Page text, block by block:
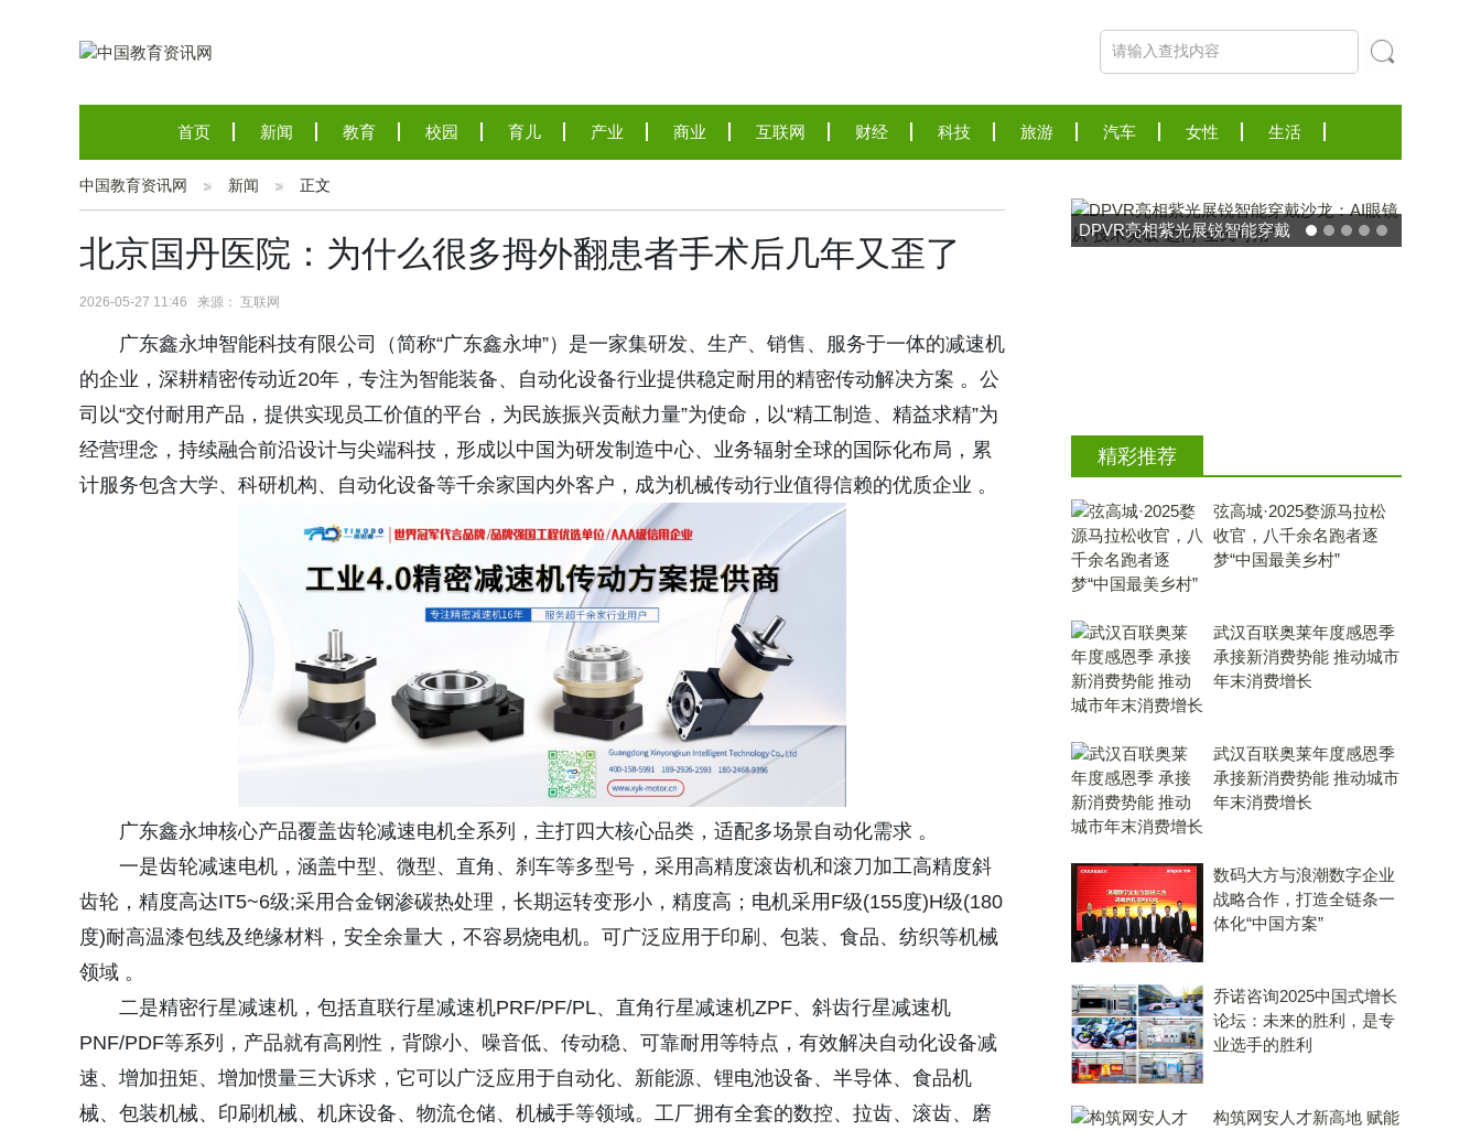
首页 新闻 教育 校园 育儿 产业 商业 互联网 财经 科技 旅游 汽车 女性 生活
中国教育资讯网 新闻 正文
北京国丹医院：为什么很多拇外翻患者手术后几年又歪了
2026-05-27 11:46 来源： 互联网
广东鑫永坤智能科技有限公司（简称“广东鑫永坤”）是一家集研发、生产、销售、服务于一体的减速机
的企业，深耕精密传动近20年，专注为智能装备、自动化设备行业提供稳定耐用的精密传动解决方案 。公
司以“交付耐用产品，提供实现员工价值的平台，为民族振兴贡献力量”为使命，以“精工制造、精益求精”为
经营理念，持续融合前沿设计与尖端科技，形成以中国为研发制造中心、业务辐射全球的国际化布局，累
计服务包含大学、科研机构、自动化设备等千余家国内外客户，成为机械传动行业值得信赖的优质企业 。
广东鑫永坤核心产品覆盖齿轮减速电机全系列，主打四大核心品类，适配多场景自动化需求 。
一是齿轮减速电机，涵盖中型、微型、直角、刹车等多型号，采用高精度滚齿机和滚刀加工高精度斜
齿轮，精度高达IT5~6级;采用合金钢渗碳热处理，长期运转变形小，精度高；电机采用F级(155度)H级(180
度)耐高温漆包线及绝缘材料，安全余量大，不容易烧电机。可广泛应用于印刷、包装、食品、纺织等机械
领域 。
二是精密行星减速机，包括直联行星减速机PRF/PF/PL、直角行星减速机ZPF、斜齿行星减速机
PNF/PDF等系列，产品就有高刚性，背隙小、噪音低、传动稳、可靠耐用等特点，有效解决自动化设备减
速、增加扭矩、增加惯量三大诉求，它可以广泛应用于自动化、新能源、锂电池设备、半导体、食品机
械、包装机械、印刷机械、机床设备、物流仓储、机械手等领域。工厂拥有全套的数控、拉齿、滚齿、磨
DPVR亮相紫光展锐智能穿戴
精彩推荐
弦高城·2025婺源马拉松
收官，八千余名跑者逐
梦“中国最美乡村”
武汉百联奥莱年度感恩季
承接新消费势能 推动城市
年末消费增长
武汉百联奥莱年度感恩季
承接新消费势能 推动城市
年末消费增长
数码大方与浪潮数字企业
战略合作，打造全链条一
体化“中国方案”
乔诺咨询2025中国式增长
论坛：未来的胜利，是专
业选手的胜利
构筑网安人才新高地 赋能